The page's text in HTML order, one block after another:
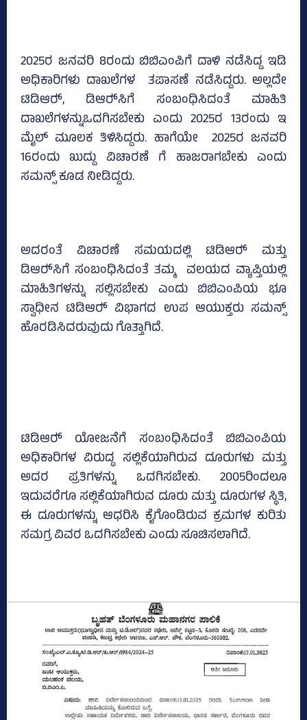
2025ರ ಜನವರಿ 8ರಂದು ಬಿಬಿಎಂಪಿಗೆ ದಾಳಿ ನಡೆಸಿದ್ದ ಇಡಿ
ಅಧಿಕಾರಿಗಳು ದಾಖಲೆಗಳ ತಪಾಸಣೆ ನಡೆಸಿದ್ದರು. ಅಲ್ಲದೇ
ಟಿಡಿಆರ್‍‌, ಡಿಆರ್‍‌ಸಿಗೆ ಸಂಬಂಧಿಸಿದಂತೆ ಮಾಹಿತಿ
ದಾಖಲೆಗಳನ್ನುಒದಗಿಸಬೇಕು ಎಂದು 2025ರ 13ರಂದು ಇ
ಮೈಲ್‌ ಮೂಲಕ ತಿಳಿಸಿದ್ದರು. ಹಾಗೆಯೇ 2025ರ ಜನವರಿ
16ರಂದು ಖುದ್ದು ವಿಚಾರಣೆ ಗೆ ಹಾಜರಾಗಬೇಕು ಎಂದು
ಸಮನ್ಸ್‌ ಕೂಡ ನೀಡಿದ್ದರು.
ಅದರಂತೆ ವಿಚಾರಣೆ ಸಮಯದಲ್ಲಿ ಟಿಡಿಆರ್‍‌ ಮತ್ತು
ಡಿಆರ್‍‌ಸಿಗೆ ಸಂಬಂಧಿಸಿದಂತೆ ತಮ್ಮ ವಲಯದ ವ್ಯಾಪ್ತಿಯಲ್ಲಿ
ಮಾಹಿತಿಗಳನ್ನು ಸಲ್ಲಿಸಬೇಕು ಎಂದು ಬಿಬಿಎಂಪಿಯ ಭೂ
ಸ್ವಾಧೀನ ಟಿಡಿಆರ್‍‌ ವಿಭಾಗದ ಉಪ ಆಯುಕ್ತರು ಸಮನ್ಸ್‌
ಹೊರಡಿಸಿದರುವುದು ಗೊತ್ತಾಗಿದೆ.
ಟಿಡಿಆರ್‍‌ ಯೋಜನೆಗೆ ಸಂಬಂಧಿಸಿದಂತೆ ಬಿಬಿಎಂಪಿಯ
ಅಧಿಕಾರಿಗಳ ವಿರುದ್ಧ ಸಲ್ಲಿಕೆಯಾಗಿರುವ ದೂರುಗಳು ಮತ್ತು
ಅದರ ಪ್ರತಿಗಳನ್ನು ಒದಗಿಸಬೇಕು. 2005ರಿಂದಲೂ
ಇದುವರೆಗೂ ಸಲ್ಲಿಕೆಯಾಗಿರುವ ದೂರು ಮತ್ತು ದೂರುಗಳ ಸ್ಥಿತಿ,
ಈ ದೂರುಗಳನ್ನು ಆಧರಿಸಿ ಕೈಗೊಂಡಿರುವ ಕ್ರಮಗಳ ಕುರಿತು
ಸಮಗ್ರ ವಿವರ ಒದಗಿಸಬೇಕು ಎಂದು ಸೂಚಿಸಲಾಗಿದೆ.